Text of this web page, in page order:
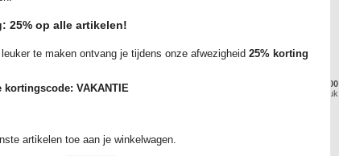
onbekend.
- Water halen
voor meer informatie
3,00
Per stuk
25% op alle artikelen!
te maken ontvang je tijdens onze afwezigheid 25% korting
kortingscode: VAKANTIE
artikelen toe aan je winkelwagen.